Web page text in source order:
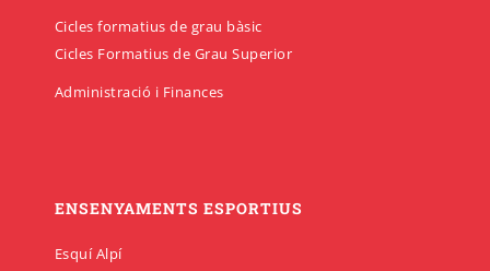
Cicles formatius de grau bàsic
Cicles Formatius de Grau Superior
Administració i Finances
ENSENYAMENTS ESPORTIUS
Esquí Alpí